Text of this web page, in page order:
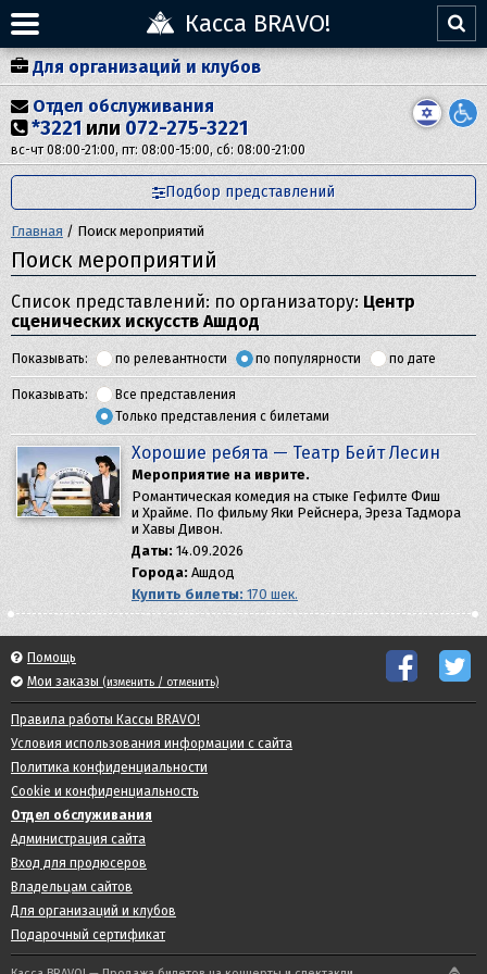
Касса BRAVO!
Для организаций и клубов
Отдел обслуживания
*3221 или 072-275-3221
вс-чт 08:00-21:00, пт: 08:00-15:00, сб: 08:00-21:00
Подбор представлений
Главная / Поиск мероприятий
Поиск мероприятий
Список представлений: по организатору: Центр
сценических искусств Ашдод
Показывать: по релевантности по популярности по дате
Показывать:
Все представления
Только представления с билетами
Хорошие ребята — Театр Бейт Лесин
Мероприятие на иврите.
Романтическая комедия на стыке Гефилте Фиш
и Храйме. По фильму Яки Рейснера, Эреза Тадмора
и Хавы Дивон.
Даты: 14.09.2026
Города: Ашдод
Купить билеты: 170 шек.
Помощь
Мои заказы (изменить / отменить)
Правила работы Кассы BRAVO!
Условия использования информации с сайта
Политика конфиденциальности
Cookie и конфиденциальность
Отдел обслуживания
Администрация сайта
Вход для продюсеров
Владельцам сайтов
Для организаций и клубов
Подарочный сертификат